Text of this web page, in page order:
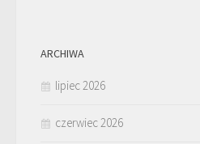
ARCHIWA
lipiec 2026
czerwiec 2026